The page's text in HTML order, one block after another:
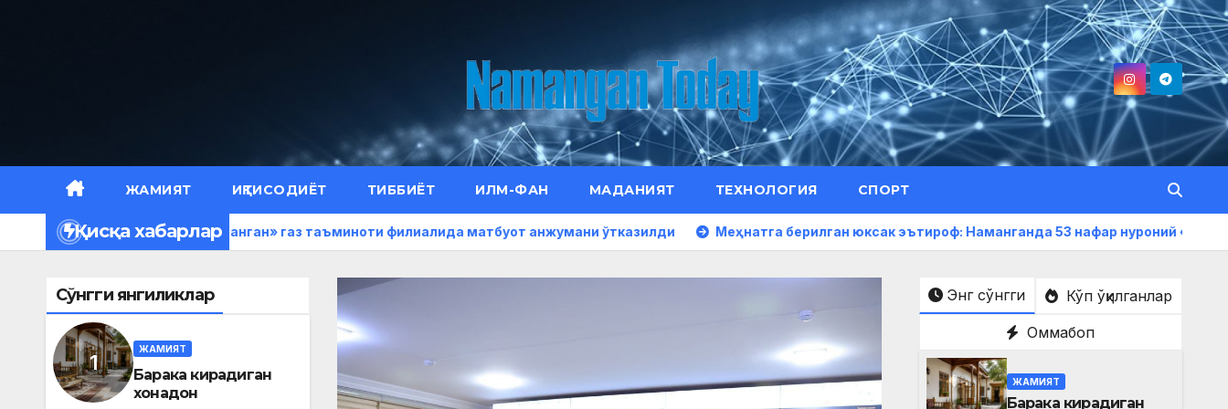
ЖАМИЯТ ИҚТИСОДИЁТ ТИББИЁТ ИЛМ-ФАН МАДАНИЯТ ТЕХНОЛОГИЯ СПОРТ
Қисқа хабарлар
«Ҳудудгаз Наманган» газ таъминоти филиалида матбуот анжумани ўтказилди Меҳнатга берилган юксак эътироф: Наманганда 53 нафар нуроний «Меҳнат фахрийси»
Сўнгги янгиликлар
ЖАМИЯТ
Барака кирадиган
хонадон
Энг сўнгги
Кўп ўқилганлар
Оммабоп
ЖАМИЯТ
Барака кирадиган